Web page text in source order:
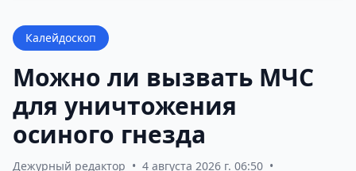
Калейдоскоп
Можно ли вызвать МЧС
для уничтожения
осиного гнезда
Дежурный редактор • 4 августа 2026 г. 06:50 •